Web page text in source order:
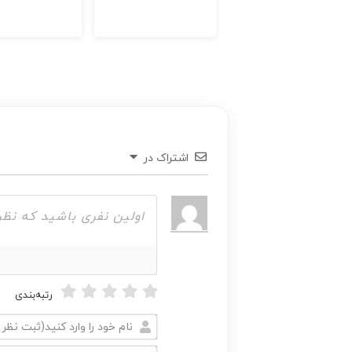
اشتراک در
رتبه‌بندی